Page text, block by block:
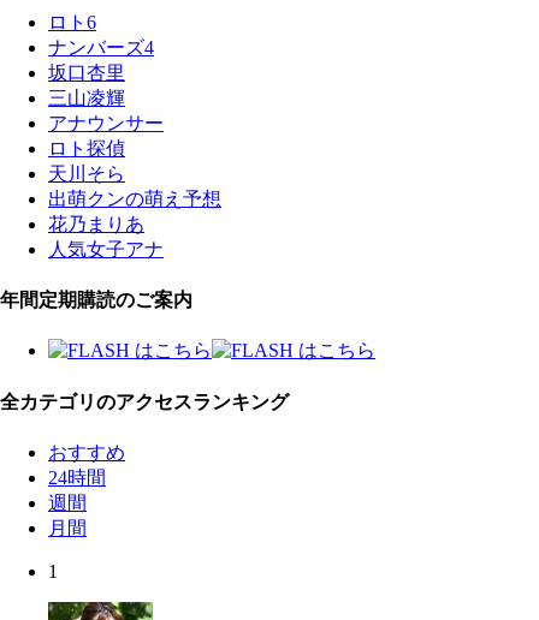
ロト6
ナンバーズ4
坂口杏里
三山凌輝
アナウンサー
ロト探偵
天川そら
出萌クンの萌え予想
花乃まりあ
人気女子アナ
年間定期購読のご案内
全カテゴリのアクセスランキング
おすすめ
24時間
週間
月間
1